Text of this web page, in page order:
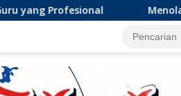
Menolak Lupa (atau Lupa